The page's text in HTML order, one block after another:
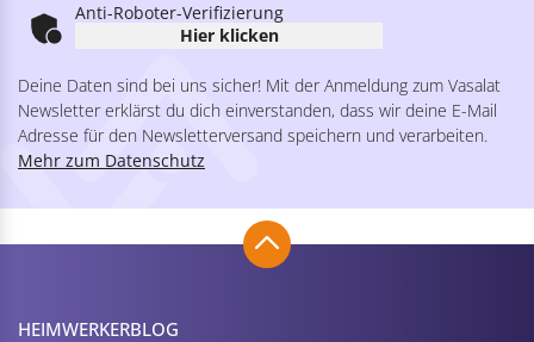
Anti-Roboter-Verifizierung
Hier klicken
Deine Daten sind bei uns sicher! Mit der Anmeldung zum Vasalat
Newsletter erklärst du dich einverstanden, dass wir deine E-Mail
Adresse für den Newsletterversand speichern und verarbeiten.
Mehr zum Datenschutz
HEIMWERKER­BLOG